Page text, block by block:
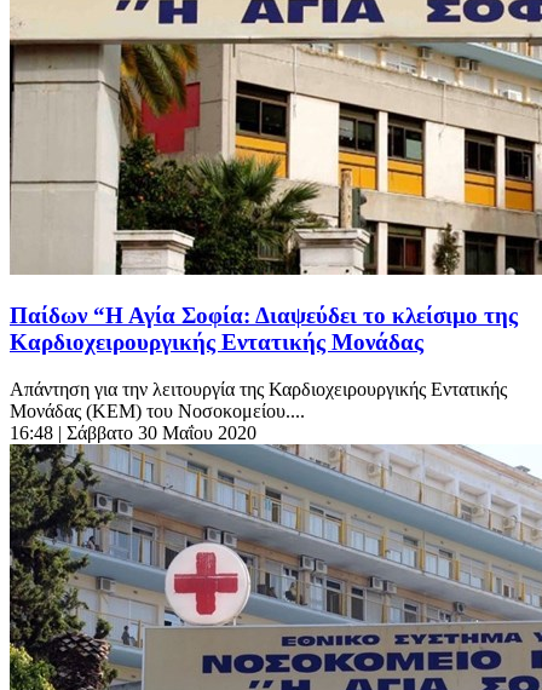
Παίδων “Η Αγία Σοφία: Διαψεύδει το κλείσιμο της
Καρδιοχειρουργικής Εντατικής Μονάδας
Απάντηση για την λειτουργία της Καρδιοχειρουργικής Εντατικής
Μονάδας (ΚΕΜ) του Νοσοκομείου....
16:48 | Σάββατο 30 Μαΐου 2020